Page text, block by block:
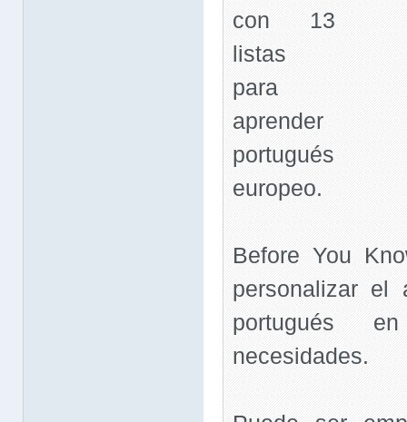
con 13
listas
para
aprender
portugués
europeo.
Before You
personalizar el
portugués
necesidades.